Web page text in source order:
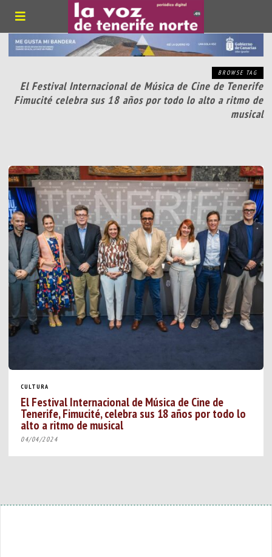
BROWSE TAG
El Festival Internacional de Música de Cine de Tenerife
Fimucité celebra sus 18 años por todo lo alto a ritmo de
musical
CULTURA
El Festival Internacional de Música de Cine de
Tenerife, Fimucité, celebra sus 18 años por todo lo
alto a ritmo de musical
04/04/2024